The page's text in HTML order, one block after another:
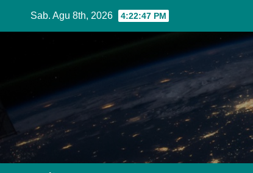
Sab. Agu 8th, 2026 4:22:48 PM